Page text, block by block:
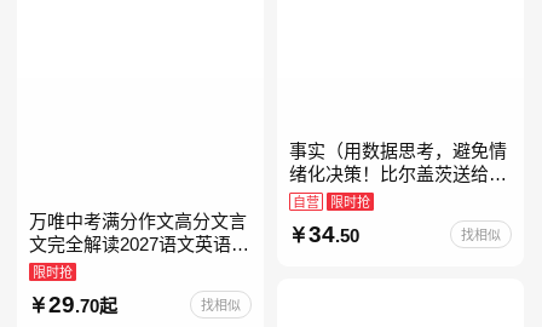
事实（用数据思考，避免情
绪化决策！比尔盖茨送给全
美大学生的毕业礼物！比尔
盖茨逢人就推荐的热门大
书！）读客经管文库
自营 限时抢
34.50 找相似
万唯中考满分作文高分文言
文完全解读2027语文英语初
中作文万维中考现代文古诗
文阅读名著阅读考点精练古
诗文60篇文言文实词
限时抢
29.70起 找相似